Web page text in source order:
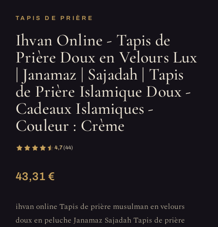
TAPIS DE PRIÈRE
Ihvan Online - Tapis de
Prière Doux en Velours Lux
| Janamaz | Sajadah | Tapis
de Prière Islamique Doux -
Cadeaux Islamiques -
Couleur : Crème
4,7(44)
43,31 €
ihvan online Tapis de prière musulman en velours
doux en peluche Janamaz Sajadah Tapis de prière